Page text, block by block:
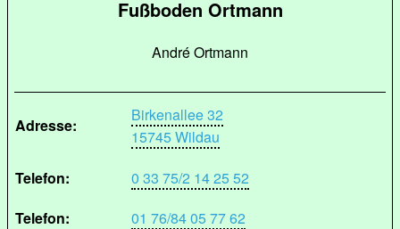
Fußboden Ortmann
André Ortmann
Adresse:
Birkenallee 32
15745 Wildau
Telefon:
0 33 75/2 14 25 52
Telefon:
01 76/84 05 77 62